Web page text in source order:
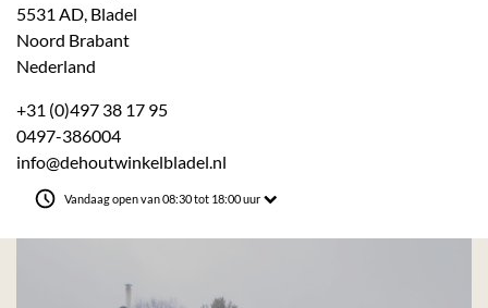
5531 AD, Bladel
Noord Brabant
Nederland
+31 (0)497 38 17 95
0497-386004
info@dehoutwinkelbladel.nl
Vandaag open van 08:30 tot 18:00 uur